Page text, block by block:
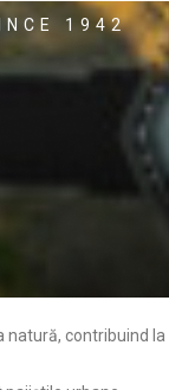
1942
natură, contribuind la